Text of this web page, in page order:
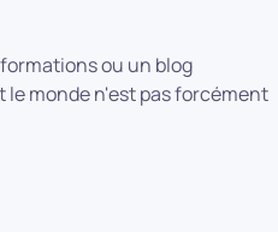
ou un blog
le monde n'est pas forcément